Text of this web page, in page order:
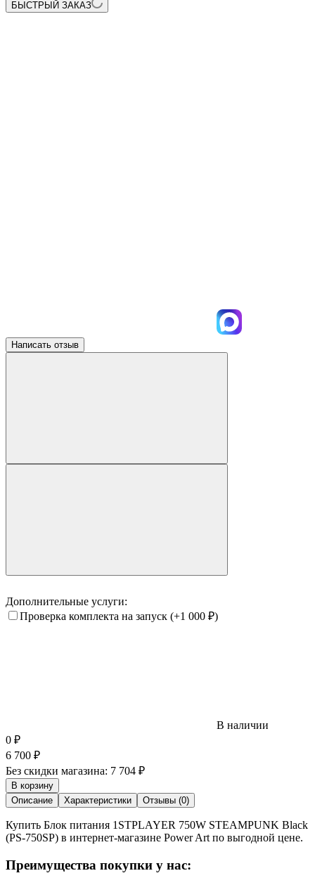
БЫСТРЫЙ ЗАКАЗ
Написать отзыв
Дополнительные услуги:
Проверка комплекта на запуск (+1 000 ₽)
В наличии
0 ₽
6 700 ₽
Без скидки магазина: 7 704 ₽
В корзину
Описание
Характеристики Отзывы (0)
Купить Блок питания 1STPLAYER 750W STEAMPUNK Black
(PS-750SP) в интернет-магазине Power Art по выгодной цене.
Преимущества покупки у нас: